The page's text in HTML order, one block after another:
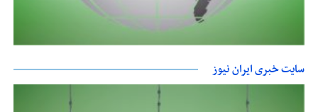
سایت خبری ایران نیوز